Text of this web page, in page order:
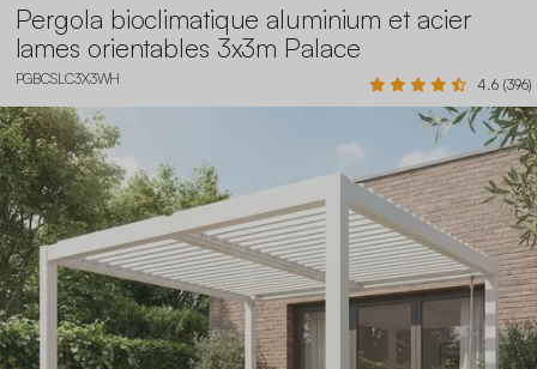
Pergola bioclimatique aluminium et acier
lames orientables 3x3m Palace
PGBCSLC3X3WH 4.6 (396)